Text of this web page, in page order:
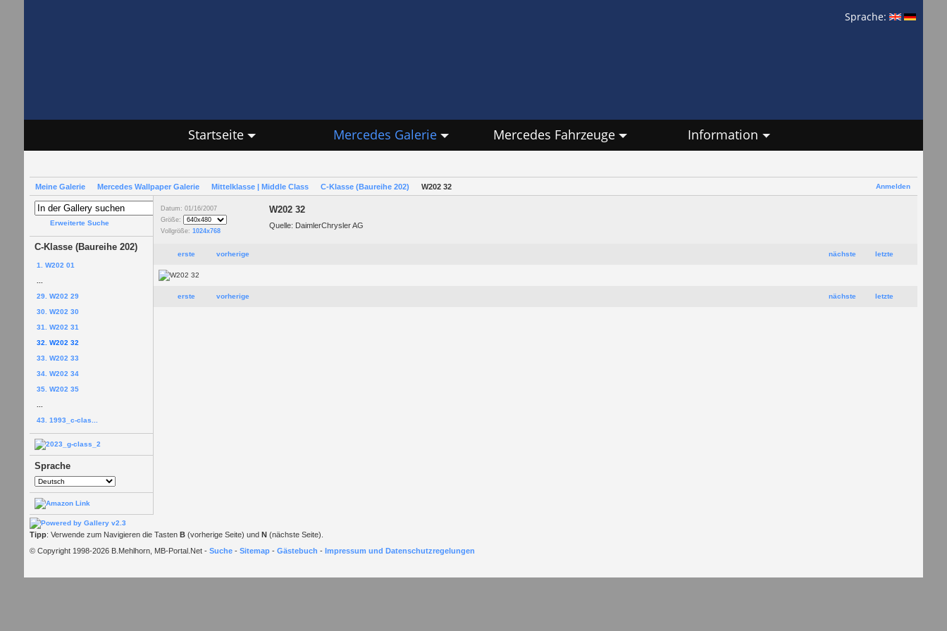
Sprache:
Startseite Mercedes Galerie Mercedes Fahrzeuge Information
Anmelden
Meine Galerie Mercedes Wallpaper Galerie Mittelklasse | Middle Class C-Klasse (Baureihe 202) W202 32
Erweiterte Suche
C-Klasse (Baureihe 202)
1. W202 01
29. W202 29
30. W202 30
31. W202 31
32. W202 32
33. W202 33
34. W202 34
35. W202 35
43. 1993_c-clas...
Sprache
Datum: 01/16/2007
Größe:
Vollgröße: 1024x768
W202 32
Quelle: DaimlerChrysler AG
nächste letzte
erste vorherige
nächste letzte
erste vorherige
Tipp: Verwende zum Navigieren die Tasten B(vorherige Seite) und N(nächste Seite).
© Copyright 1998-2026 B.Mehlhorn, MB-Portal.Net - Suche- Sitemap- Gästebuch - Impressum und Datenschutzregelungen